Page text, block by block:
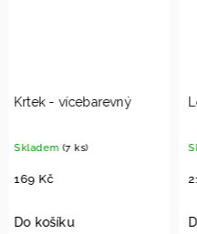
Lokomotiva - zelená
Skladem (6 ks)
219 Kč
Do košíku